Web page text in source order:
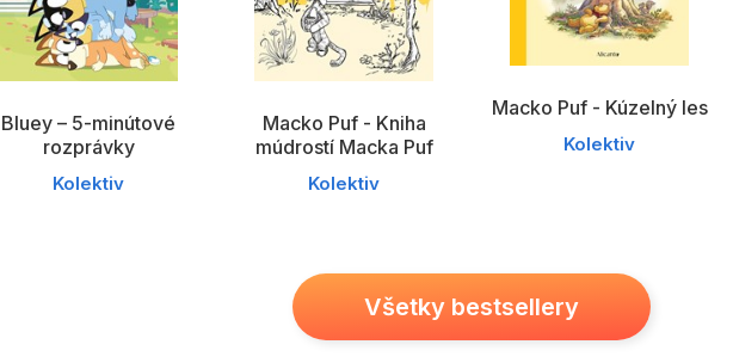
Bluey – 5-minútové
rozprávky
Kolektiv
Macko Puf - Kniha
múdrostí Macka Puf
Kolektiv
Macko Puf - Kúzelný les
Kolektiv
Všetky bestsellery